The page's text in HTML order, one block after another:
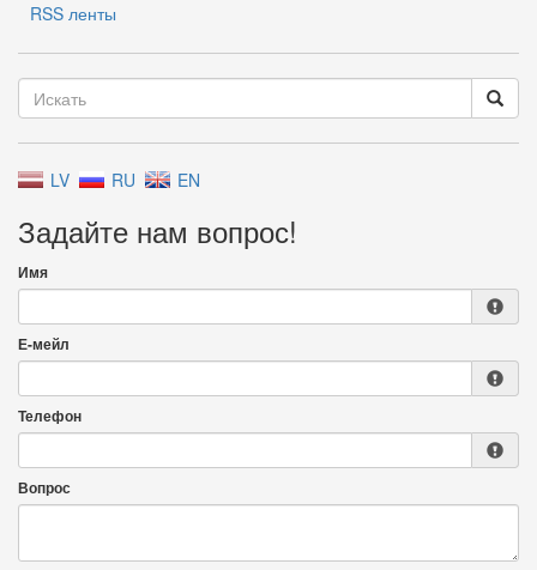
RSS ленты
LV RU EN
Задайте нам вопрос!
Имя
Е-мейл
Телефон
Вопрос